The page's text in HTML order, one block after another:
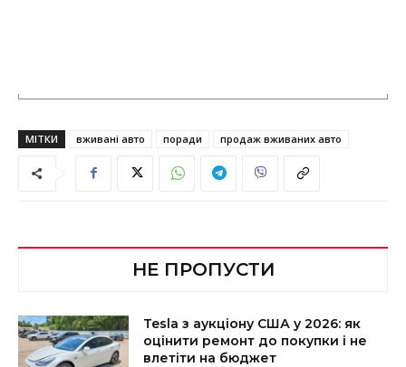
МІТКИ вживані авто поради продаж вживаних авто
НЕ ПРОПУСТИ
Tesla з аукціону США у 2026: як
оцінити ремонт до покупки і не
влетіти на бюджет